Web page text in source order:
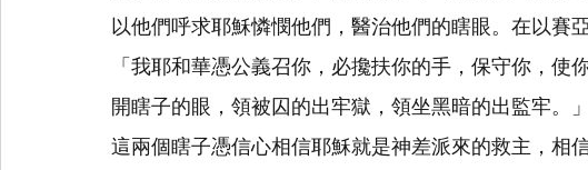
以他們呼求耶穌憐憫他們，醫治他們的瞎眼。在以賽
「我耶和華憑公義召你，必攙扶你的手，保守你，使
開瞎子的眼，領被囚的出牢獄，領坐黑暗的出監牢。」
這兩個瞎子憑信心相信耶穌就是神差派來的救主，相